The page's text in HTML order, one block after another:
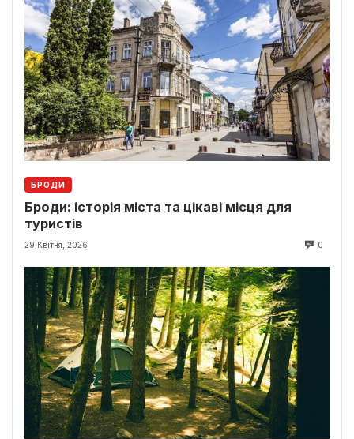
БРОДИ
Броди: історія міста та цікаві місця для
туристів
29 Квітня, 2026 0